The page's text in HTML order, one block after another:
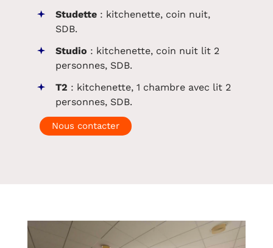
Studette: kitchenette, coin nuit,
SDB.
Studio : kitchenette, coin nuit lit 2
personnes, SDB.
T2 : kitchenette, 1 chambre avec lit 2
personnes, SDB.
Nous contacter